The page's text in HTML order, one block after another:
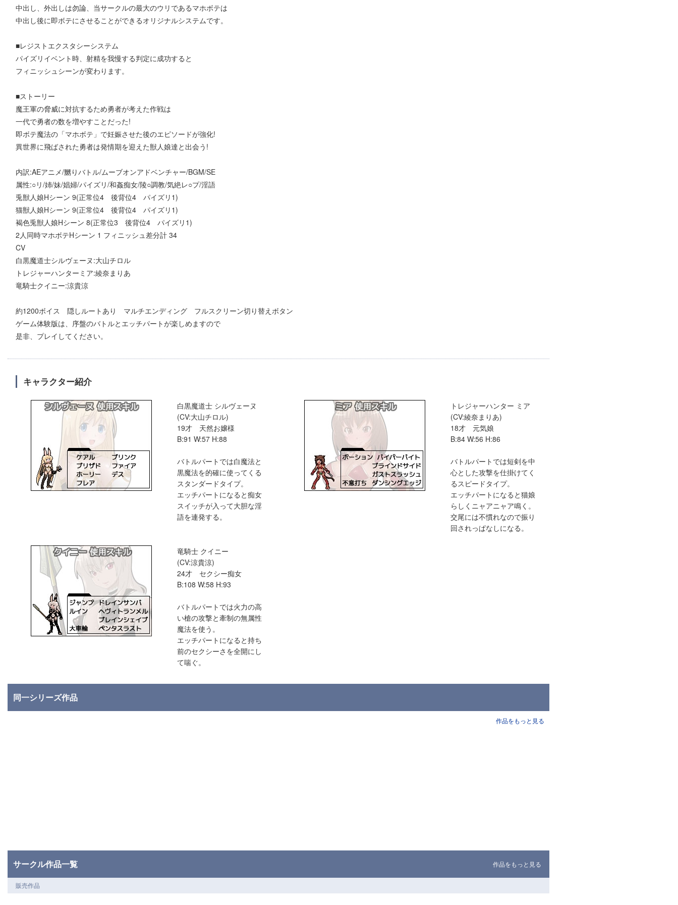
中出し、外出しは勿論、当サークルの最大のウリであるマホボテは
中出し後に即ボテにさせることができるオリジナルシステムです。
■レジストエクスタシーシステム
パイズリイベント時、射精を我慢する判定に成功すると
フィニッシュシーンが変わります。
■ストーリー
魔王軍の脅威に対抗するため勇者が考えた作戦は
一代で勇者の数を増やすことだった!
即ボテ魔法の「マホボテ」で妊娠させた後のエピソードが強化!
異世界に飛ばされた勇者は発情期を迎えた獣人娘達と出会う!
内訳:AEアニメ/嬲りバトル/ムーブオンアドベンチャー/BGM/SE
属性:○リ/姉/妹/娼婦/パイズリ/和姦痴女/陵○調教/気絶レ○プ/淫語
兎獣人娘Hシーン 9(正常位4 後背位4 パイズリ1)
猫獣人娘Hシーン 9(正常位4 後背位4 パイズリ1)
褐色兎獣人娘Hシーン 8(正常位3 後背位4 パイズリ1)
2人同時マホボテHシーン 1 フィニッシュ差分計 34
CV
白黒魔道士シルヴェーヌ:大山チロル
トレジャーハンターミア:綾奈まりあ
竜騎士クイニー:涼貴涼
約1200ボイス 隠しルートあり マルチエンディング フルスクリーン切り替えボタン
ゲーム体験版は、序盤のバトルとエッチパートが楽しめますので
是非、プレイしてください。
キャラクター紹介
白黒魔道士 シルヴェーヌ
(CV:大山チロル)
19才 天然お嬢様
B:91 W:57 H:88
バトルパートでは白魔法と
黒魔法を的確に使ってくる
スタンダードタイプ。
エッチパートになると痴女
スイッチが入って大胆な淫
語を連発する。
トレジャーハンター ミア
(CV:綾奈まりあ)
18才 元気娘
B:84 W:56 H:86
バトルパートでは短剣を中
心とした攻撃を仕掛けてく
るスピードタイプ。
エッチパートになると猫娘
らしくニャアニャア鳴く。
交尾には不慣れなので振り
回されっぱなしになる。
竜騎士 クイニー
(CV:涼貴涼)
24才 セクシー痴女
B:108 W:58 H:93
バトルパートでは火力の高
い槍の攻撃と牽制の無属性
魔法を使う。
エッチパートになると持ち
前のセクシーさを全開にし
て喘ぐ。
同一シリーズ作品
作品をもっと見る
サークル作品一覧 作品をもっと見る
販売作品